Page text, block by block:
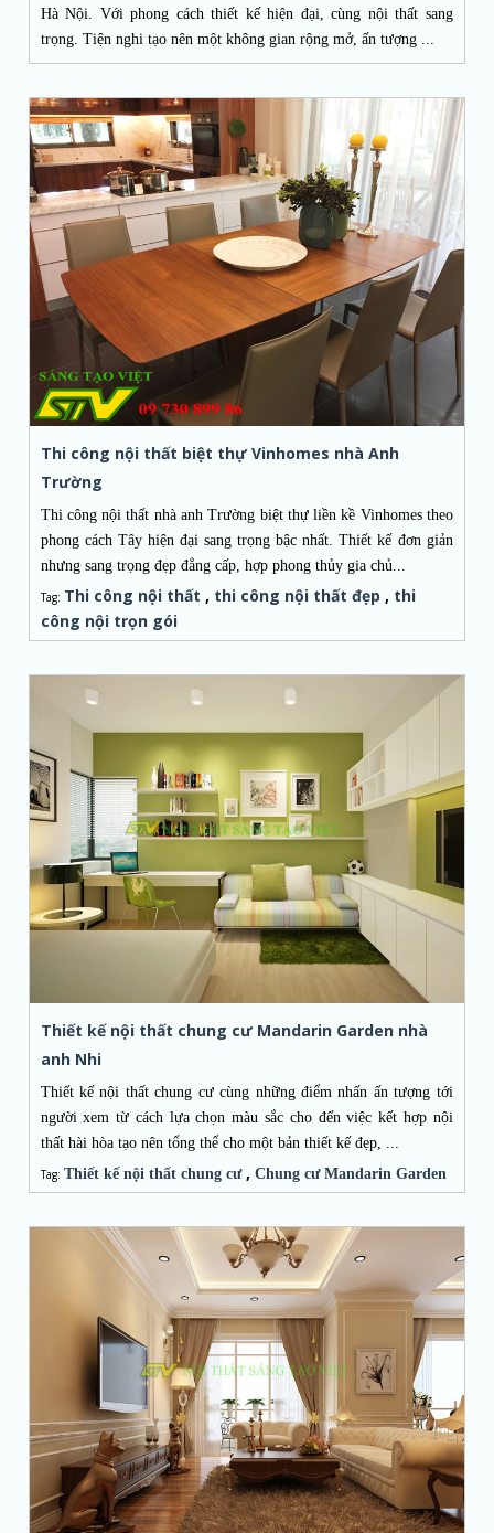
Hà Nội. Với phong cách thiết kế hiện đại, cùng nội thất sang
trọng. Tiện nghi tạo nên một không gian rộng mở, ấn tượng ...
Thi công nội thất biệt thự Vinhomes nhà Anh
Trường
Thi công nội thất nhà anh Trường biệt thự liền kề Vinhomestheo
phong cách Tây hiện đại sang trọng bậc nhất. Thiết kế đơn giản
nhưng sang trọng đẹp đẳng cấp, hợp phong thủy gia chủ...
Tag: Thi công nội thất , thi công nội thất đẹp , thi
công nội trọn gói
Thiết kế nội thất chung cư Mandarin Garden nhà
anh Nhi
Thiết kế nội thất chung cư cùng những điểm nhấn ấn tượng tới
người xem từ cách lựa chọn màu sắc cho đến việc kết hợp nội
thất hài hòa tạo nên tổng thể cho một bản thiết kế đẹp, ...
Tag: Thiết kế nội thất chung cư, Chung cư Mandarin Garden